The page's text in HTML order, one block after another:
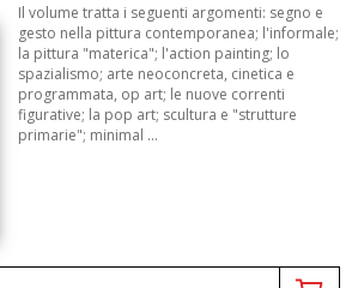
Il volume tratta i seguenti argomenti: segno e
gesto nella pittura contemporanea; l'informale;
la pittura "materica"; l'action painting; lo
spazialismo; arte neoconcreta, cinetica e
programmata, op art; le nuove correnti
figurative; la pop art; scultura e "strutture
primarie"; minimal ...